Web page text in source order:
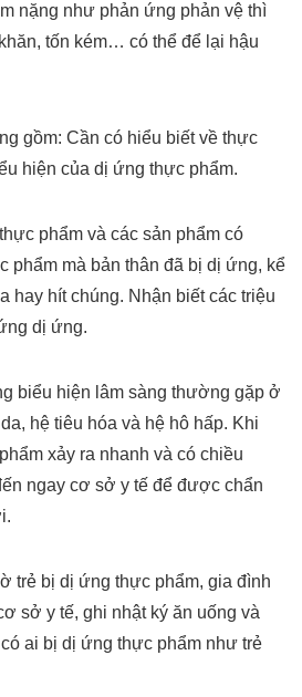
nặng như phản ứng phản vệ thì
tốn kém… có thể để lại hậu
gồm: Cần có hiểu biết về thực
hiện của dị ứng thực phẩm.
phẩm và các sản phẩm có
phẩm mà bản thân đã bị dị ứng, kể
hay hít chúng. Nhận biết các triệu
dị ứng.
biểu hiện lâm sàng thường gặp ở
hệ tiêu hóa và hệ hô hấp. Khi
xảy ra nhanh và có chiều
ngay cơ sở y tế để được chẩn
trẻ bị dị ứng thực phẩm, gia đình
sở y tế, ghi nhật ký ăn uống và
ai bị dị ứng thực phẩm như trẻ